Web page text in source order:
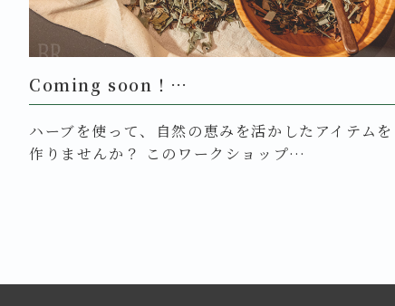
Coming soon！…
ハーブを使って、自然の恵みを活かしたアイテムを
作りませんか？ このワークショップ…